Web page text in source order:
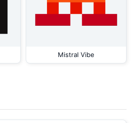
Mistral Vibe